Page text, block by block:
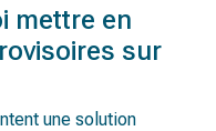
mettre en
sur
une solution